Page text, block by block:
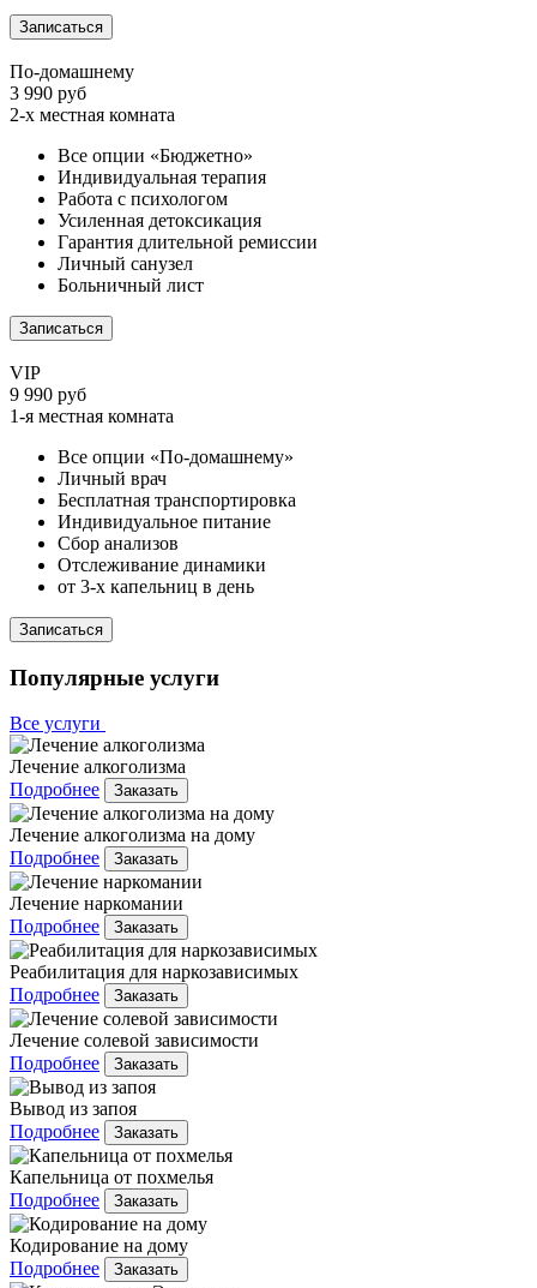
Записаться
По-домашнему
3 990 руб
2-х местная комната
Все опции «Бюджетно»
Индивидуальная терапия
Работа с психологом
Усиленная детоксикация
Гарантия длительной ремиссии
Личный санузел
Больничный лист
Записаться
VIP
9 990 руб
1-я местная комната
Все опции «По-домашнему»
Личный врач
Бесплатная транспортировка
Индивидуальное питание
Сбор анализов
Отслеживание динамики
от 3-х капельниц в день
Записаться
Популярные услуги
Все услуги
Лечение алкоголизма
Подробнее
Заказать
Лечение алкоголизма на дому
Подробнее
Заказать
Лечение наркомании
Подробнее
Заказать
Реабилитация для наркозависимых
Подробнее
Заказать
Лечение солевой зависимости
Подробнее
Заказать
Вывод из запоя
Подробнее
Заказать
Капельница от похмелья
Подробнее
Заказать
Кодирование на дому
Подробнее
Заказать